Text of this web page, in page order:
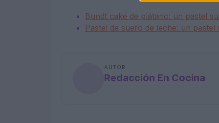
Bundt cake de plátano: un pastel
Pastel de suero de leche: un
AUTOR
Redacción En Cocina